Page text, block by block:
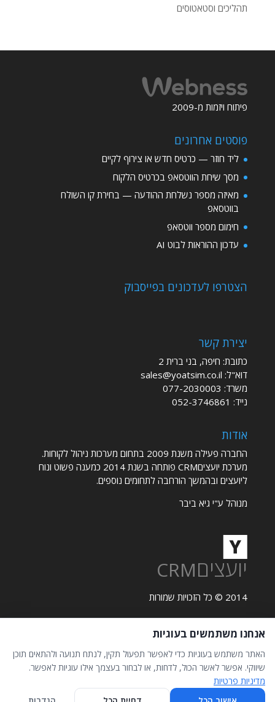
תהליכים וסטאטוסים
פיתוח ויזמות מ-2009
פוסטים אחרונים
ליד חוזר — כרטיס חדש או צירוף לקיים
מסך שיחת הווטסאפ בכרטיס הלקוח
מאיזה מספר נשלחת ההודעה — בחירת קו השולח
בווטסאפ
חימום מספר ווטסאפ
עדכון ההוראות לבוט AI
הצטרפו לעדכונים בפייסבוק
יצירת קשר
כתובת: חיפה, בני ברית 2
דוא"ל: sales@yoatsim.co.il
משרד: 077-2030003
נייד: 052-3746861
אודות
החברה פעילה משנת 2009 בתחום מערכות ניהול לקוחות.
מערכת יועציםCRM פותחה בשנת 2014 כמענה פשוט ונוח
ליועצים ובהמשך הורחבה לתחומים נוספים.
מנוהל ע"י גיא ביבר
יועציםCRM
2014 © כל הזכויות שמורות
תקנון אתר
פרטיות
הצהרת נגישות
אנחנו משתמשים בעוגיות
האתר משתמש בעוגיות כדי לאפשר תפעול תקין, לנתח תנועה ולהתאים תוכן
שיווקי. אפשר לאשר הכול, לדחות, או לבחור בעצמך אילו עוגיות לאפשר.
מדיניות פרטיות